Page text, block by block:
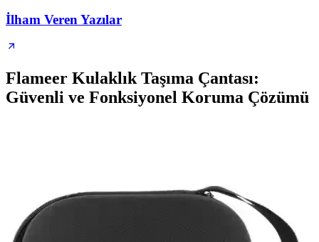
İlham Veren Yazılar
Flameer Kulaklık Taşıma Çantası:
Güvenli ve Fonksiyonel Koruma Çözümü